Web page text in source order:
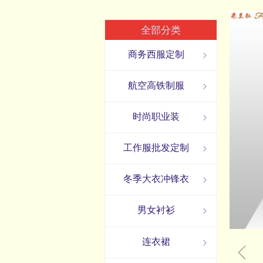
ꁆ
全部分类
ꁇ
商务西服定制
ꁇ
航空高铁制服
ꁇ
时尚职业装
ꁇ
工作服批发定制
ꁇ
冬季大衣冲锋衣
ꁇ
男女衬衫
ꁇ
连衣裙